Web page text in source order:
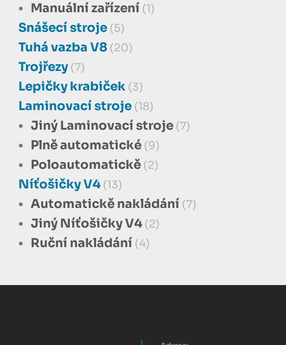
Manuální zařízení (1)
Snášecí stroje (5)
Tuhá vazba V8 (20)
Trojřezy (7)
Lepičky krabiček (3)
Laminovací stroje (18)
Jiný Laminovací stroje (7)
Plně automatické (9)
Poloautomatickě (2)
Níťošičky V4 (13)
Automatickě nakládání (7)
Jiný Níťošičky V4 (2)
Ruční nakládání (4)